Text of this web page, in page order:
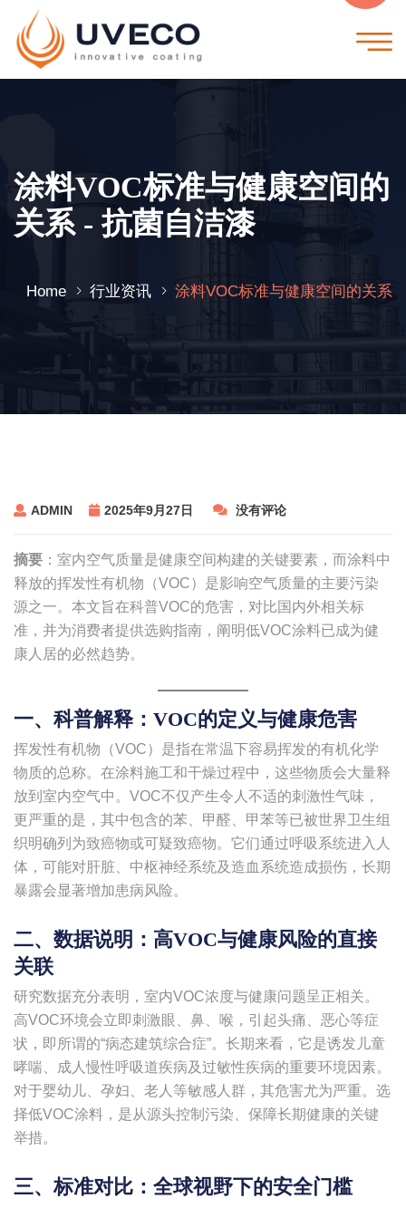
涂料VOC标准与健康空间的
关系 - 抗菌自洁漆
Home 行业资讯 涂料VOC标准与健康空间的关系
ADMIN 2025年9月27日 没有评论
摘要 ​：室内空气质量是健康空间构建的关键要素，而涂料中
释放的挥发性有机物（VOC）是影响空气质量的主要污染
源之一。本文旨在科普VOC的危害，对比国内外相关标
准，并为消费者提供选购指南，阐明低VOC涂料已成为健
康人居的必然趋势。
一、科普解释：VOC的定义与健康危害
挥发性有机物（VOC）是指在常温下容易挥发的有机化学
物质的总称。在涂料施工和干燥过程中，这些物质会大量释
放到室内空气中。VOC不仅产生令人不适的刺激性气味，
更严重的是，其中包含的苯、甲醛、甲苯等已被世界卫生组
织明确列为致癌物或可疑致癌物。它们通过呼吸系统进入人
体，可能对肝脏、中枢神经系统及造血系统造成损伤，长期
暴露会显著增加患病风险。
二、数据说明：高VOC与健康风险的直接
关联
研究数据充分表明，室内VOC浓度与健康问题呈正相关。
高VOC环境会立即刺激眼、鼻、喉，引起头痛、恶心等症
状，即所谓的“病态建筑综合症”。长期来看，它是诱发儿童
哮喘、成人慢性呼吸道疾病及过敏性疾病的重要环境因素。
对于婴幼儿、孕妇、老人等敏感人群，其危害尤为严重。选
择低VOC涂料，是从源头控制污染、保障长期健康的关键
举措。
三、标准对比：全球视野下的安全门槛